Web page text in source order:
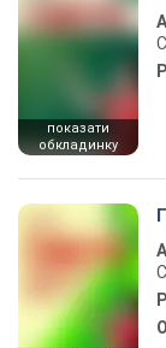
показати
обкладинку